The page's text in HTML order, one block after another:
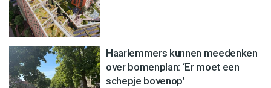
Haarlemmers kunnen meedenken
over bomenplan: ‘Er moet een
schepje bovenop’